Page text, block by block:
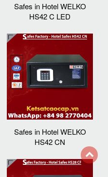
Safes in Hotel WELKO
HS42 C LED
Safes in Hotel WELKO
HS42 CN